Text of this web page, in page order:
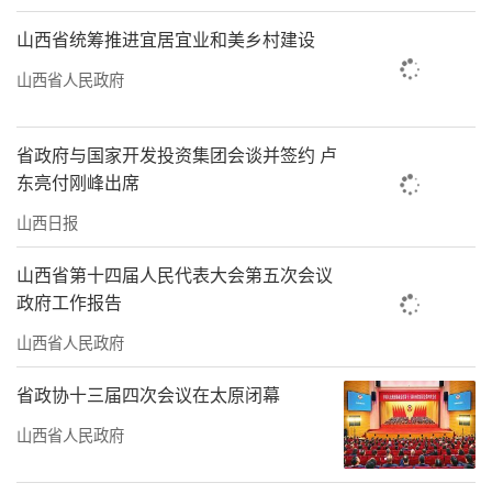
山西省统筹推进宜居宜业和美乡村建设
山西省人民政府
省政府与国家开发投资集团会谈并签约 卢
东亮付刚峰出席
山西日报
山西省第十四届人民代表大会第五次会议
政府工作报告
山西省人民政府
省政协十三届四次会议在太原闭幕
山西省人民政府